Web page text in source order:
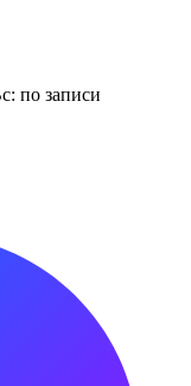
по записи